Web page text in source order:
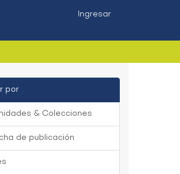
Ingresar
por
& Colecciones
de publicación